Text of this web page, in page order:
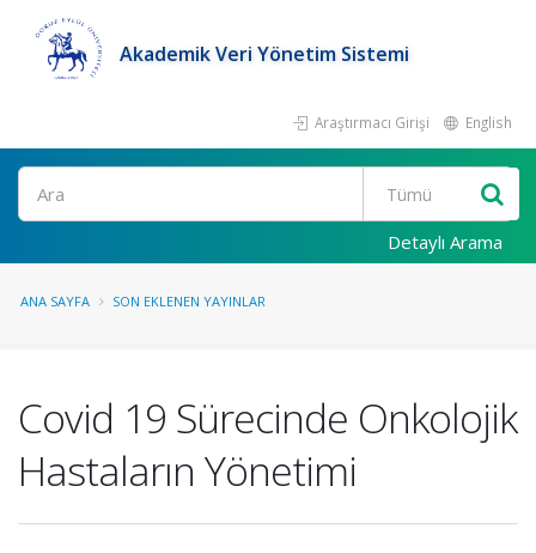
Akademik Veri Yönetim Sistemi
Araştırmacı Girişi English
Ara
Detaylı Arama
ANA SAYFA SON EKLENEN YAYINLAR
Covid 19 Sürecinde Onkolojik
Hastaların Yönetimi